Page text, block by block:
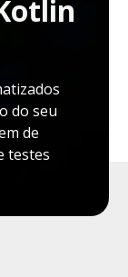
do seu
de
testes